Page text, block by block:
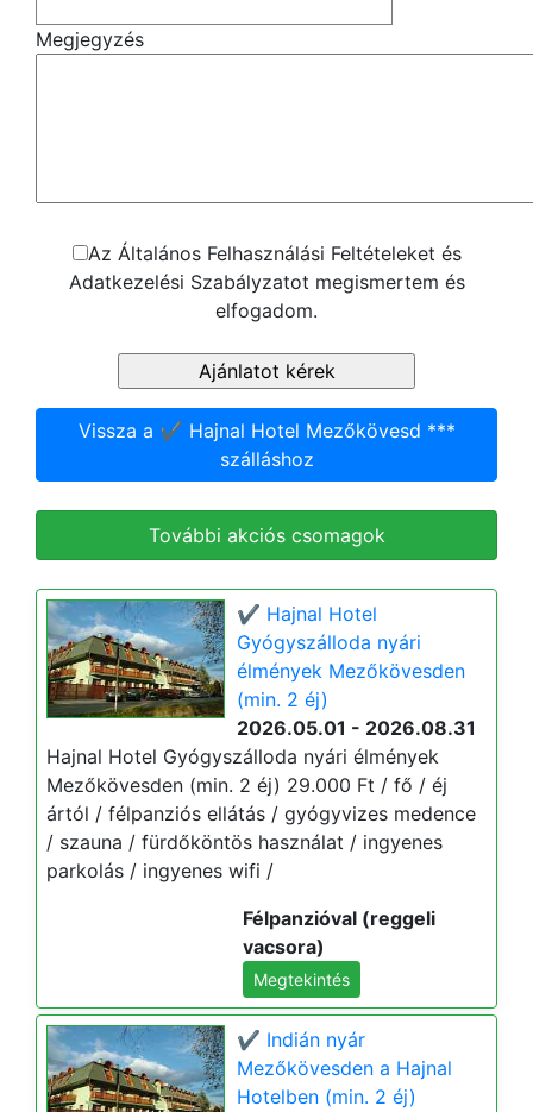
Megjegyzés
Az Általános Felhasználási Feltételeket és
Adatkezelési Szabályzatot megismertem és
elfogadom.
Vissza a ✔️ Hajnal Hotel Mezőkövesd ***
szálláshoz
További akciós csomagok
✔️ Hajnal Hotel
Gyógyszálloda nyári
élmények Mezőkövesden
(min. 2 éj)
2026.05.01 - 2026.08.31
Hajnal Hotel Gyógyszálloda nyári élmények
Mezőkövesden (min. 2 éj) 29.000 Ft / fő / éj
ártól / félpanziós ellátás / gyógyvizes medence
/ szauna / fürdőköntös használat / ingyenes
parkolás / ingyenes wifi /
Félpanzióval (reggeli
vacsora)
Megtekintés
✔️ Indián nyár
Mezőkövesden a Hajnal
Hotelben (min. 2 éj)